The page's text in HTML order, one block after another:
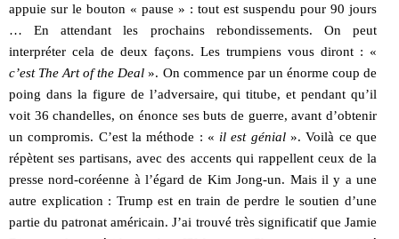
appuie sur le bouton « pause » : tout est suspendu pour 90 jours
… En attendant les prochains rebondissements. On peut
interpréter cela de deux façons. Les trumpiens vous diront : «
c’est The Art of the Deal ». On commence par un énorme coup de
poing dans la figure de l’adversaire, qui titube, et pendant qu’il
voit 36 chandelles, on énonce ses buts de guerre, avant d’obtenir
un compromis. C’est la méthode : « il est génial». Voilà ce que
répètent ses partisans, avec des accents qui rappellent ceux de la
presse nord-coréenne à l’égard de Kim Jong-un. Mais il y a une
autre explication : Trump est en train de perdre le soutien d’une
partie du patronat américain. J’ai trouvé très significatif que Jamie